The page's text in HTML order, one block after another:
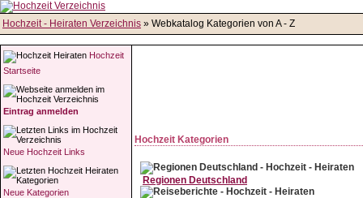
Hochzeit - Heiraten Verzeichnis » Webkatalog Kategorien von A - Z
Hochzeit
Startseite
Eintrag anmelden
Neue Hochzeit Links
Neue Kategorien
Hochzeit Kategorien
Regionen Deutschland